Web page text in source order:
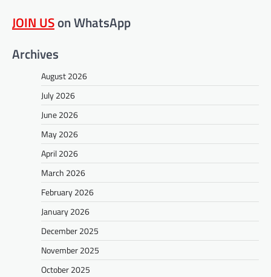
JOIN USon WhatsApp
Archives
August 2026
July 2026
June 2026
May 2026
April 2026
March 2026
February 2026
January 2026
December 2025
November 2025
October 2025